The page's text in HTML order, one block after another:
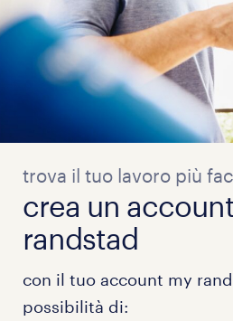
trova il tuo lavoro più
crea un
randstad
con il tuo account my
possibilità di: